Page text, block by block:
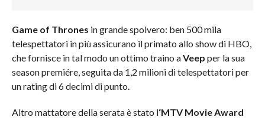
Game of Thrones in grande spolvero: ben 500 mila
telespettatori in più assicurano il primato allo show di HBO,
che fornisce in tal modo un ottimo traino aVeep per la sua
season premiére, seguita da 1,2 milioni di telespettatori per
un rating di 6 decimi di punto.
Altro mattatore della serata è stato l‘MTV Movie Award